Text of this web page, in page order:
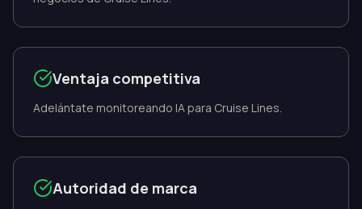
Ventaja competitiva
Adelántate monitoreando IA para Cruise Lines.
Autoridad de marca